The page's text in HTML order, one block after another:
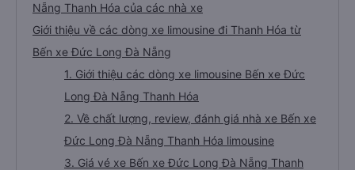
Nẵng Thanh Hóa của các nhà xe
Giới thiệu về các dòng xe limousine đi Thanh Hóa từ
Bến xe Đức Long Đà Nẵng
1. Giới thiệu các dòng xe limousine Bến xe Đức
Long Đà Nẵng Thanh Hóa
2. Về chất lượng, review, đánh giá nhà xe Bến xe
Đức Long Đà Nẵng Thanh Hóa limousine
3. Giá vé xe Bến xe Đức Long Đà Nẵng Thanh